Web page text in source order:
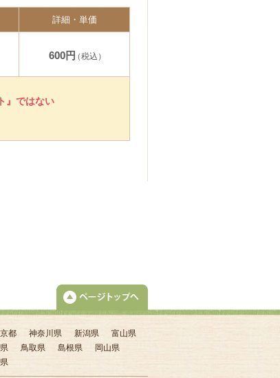
詳細・単価
600円（税込）
』ではない
都 神奈川県 新潟県
富山県
鳥取県 島根県
岡山県